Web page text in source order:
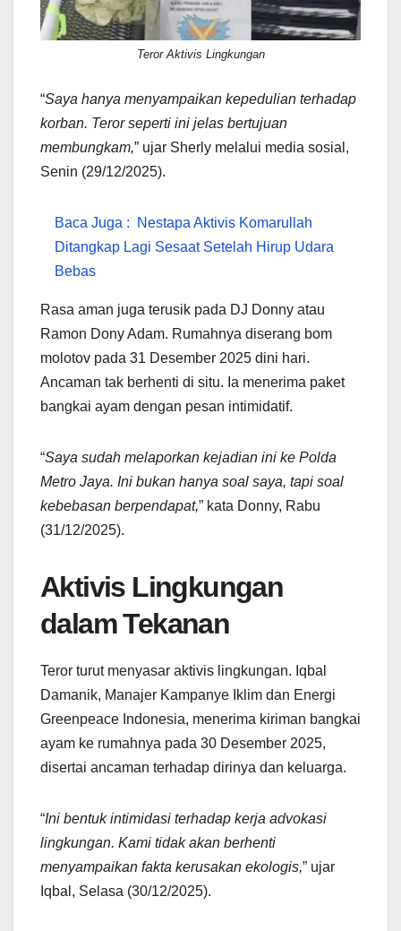
Teror Aktivis Lingkungan
“Saya hanya menyampaikan kepedulian terhadap
korban. Teror seperti ini jelas bertujuan
membungkam,” ujar Sherly melalui media sosial,
Senin (29/12/2025).
Baca Juga :
Nestapa Aktivis Komarullah
Ditangkap Lagi Sesaat Setelah Hirup Udara
Bebas
Rasa aman juga terusik pada DJ Donny atau
Ramon Dony Adam. Rumahnya diserang bom
molotov pada 31 Desember 2025 dini hari.
Ancaman tak berhenti di situ. Ia menerima paket
bangkai ayam dengan pesan intimidatif.
“Saya sudah melaporkan kejadian ini ke Polda
Metro Jaya. Ini bukan hanya soal saya, tapi soal
kebebasan berpendapat,” kata Donny, Rabu
(31/12/2025).
Aktivis Lingkungan
dalam Tekanan
Teror turut menyasar aktivis lingkungan. Iqbal
Damanik, Manajer Kampanye Iklim dan Energi
Greenpeace Indonesia, menerima kiriman bangkai
ayam ke rumahnya pada 30 Desember 2025,
disertai ancaman terhadap dirinya dan keluarga.
“Ini bentuk intimidasi terhadap kerja advokasi
lingkungan. Kami tidak akan berhenti
menyampaikan fakta kerusakan ekologis,” ujar
Iqbal, Selasa (30/12/2025).